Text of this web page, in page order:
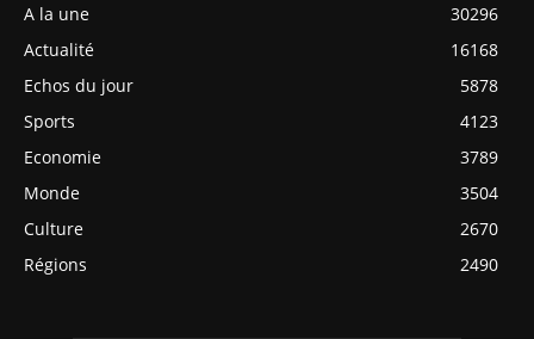
A la une
30296
Actualité
16168
Echos du jour
5878
Sports
4123
Economie
3789
Monde
3504
Culture
2670
Régions
2490